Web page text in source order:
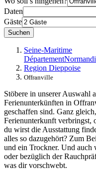
Daten
Gäste
Suchen
Seine-Maritime
Département
Region Dieppoise
Offranville
Stöbere in unserer Auswahl
Ferienunterkünften in
geschaffen sind. Ganz
Ferienunterkunft verbringst,
du wirst die Ausstattung
alles so dazugehört? Zum
und ein Trockner. Und auch
oder bezüglich der
was dir vorschwebt.